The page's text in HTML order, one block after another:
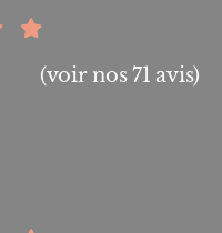
(voir nos 71 avis)